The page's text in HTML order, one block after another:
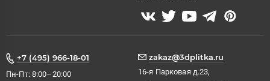
+7 (495) 966-18-01
Пн-Пт: 8:00–20:00
zakaz@3dplitka.ru
16-я Парковая д.23,